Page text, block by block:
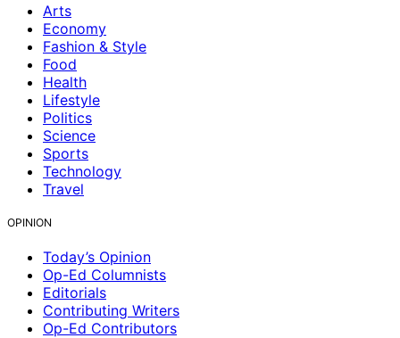
Arts
Economy
Fashion & Style
Food
Health
Lifestyle
Politics
Science
Sports
Technology
Travel
OPINION
Today’s Opinion
Op-Ed Columnists
Editorials
Contributing Writers
Op-Ed Contributors